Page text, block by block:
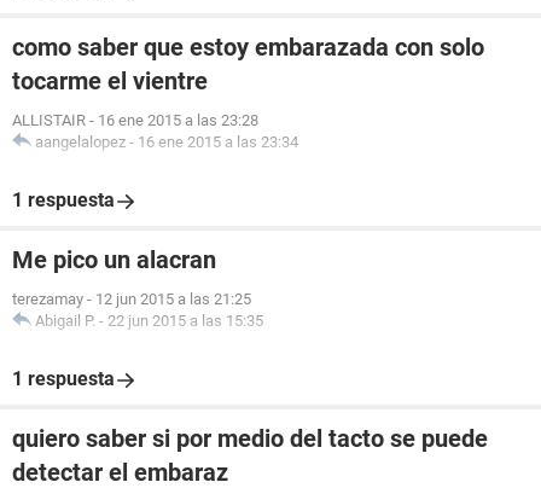
como saber que estoy embarazada con solo
tocarme el vientre
ALLISTAIR - 16 ene 2015 a las 23:28
aangelalopez - 16 ene 2015 a las 23:34
1 respuesta
Me pico un alacran
terezamay - 12 jun 2015 a las 21:25
Abigail P. - 22 jun 2015 a las 15:35
1 respuesta
quiero saber si por medio del tacto se puede
detectar el embaraz